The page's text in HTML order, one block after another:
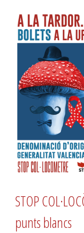
STOP
punts blancs